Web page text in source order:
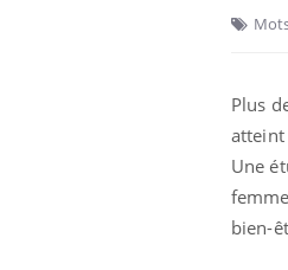
Plus
atteint
Une
bien-